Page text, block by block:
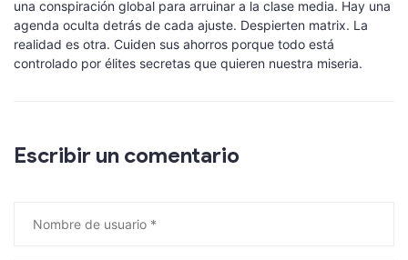
una conspiración global para arruinar a la clase media. Hay una
agenda oculta detrás de cada ajuste. Despierten matrix. La
realidad es otra. Cuiden sus ahorros porque todo está
controlado por élites secretas que quieren nuestra miseria.
Escribir un comentario